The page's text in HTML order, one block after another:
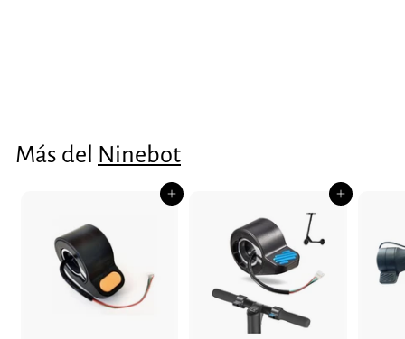
7
3
Más del Ninebot
Agregar al carrito Agregar al carrito